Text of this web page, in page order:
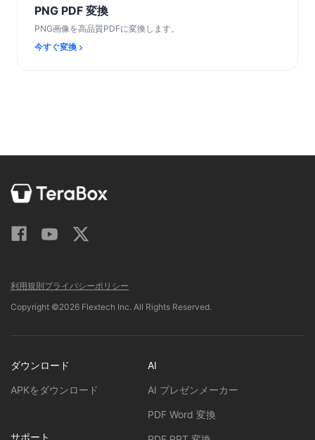
PNG PDF 変換
PNG画像を高品質PDFに変換します。
今すぐ変換
利用規則プライバシーポリシー
Copyright ©2026 Flextech Inc. All Rights Reserved.
ダウンロード
APKをダウンロード
サポート
AI
AI プレゼンメーカー
PDF Word 変換